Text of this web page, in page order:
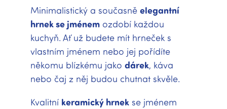
Minimalistický a současně elegantní
hrnek se jménem ozdobí každou
kuchyň. Ať už budete mít hrneček s
vlastním jménem nebo jej pořídíte
někomu blízkému jako dárek, káva
nebo čaj z něj budou chutnat skvěle.
Kvalitní keramický hrnek se jménem